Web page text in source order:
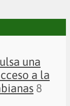
una
a la
8